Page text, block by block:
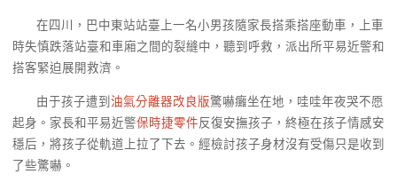
在四川，巴中東站站臺上一名小男孩隨家長搭乘搭座動車，上車
時失慎跌落站臺和車廂之間的裂縫中，聽到呼救，派出所平易近警和
搭客緊迫展開救濟。
由于孩子遭到油氣分離器改良版驚嚇癱坐在地，哇哇年夜哭不愿
起身。家長和平易近警保時捷零件反復安撫孩子，終極在孩子情感安
穩后，將孩子從軌道上拉了下去。經檢討孩子身材沒有受傷只是收到
了些驚嚇。